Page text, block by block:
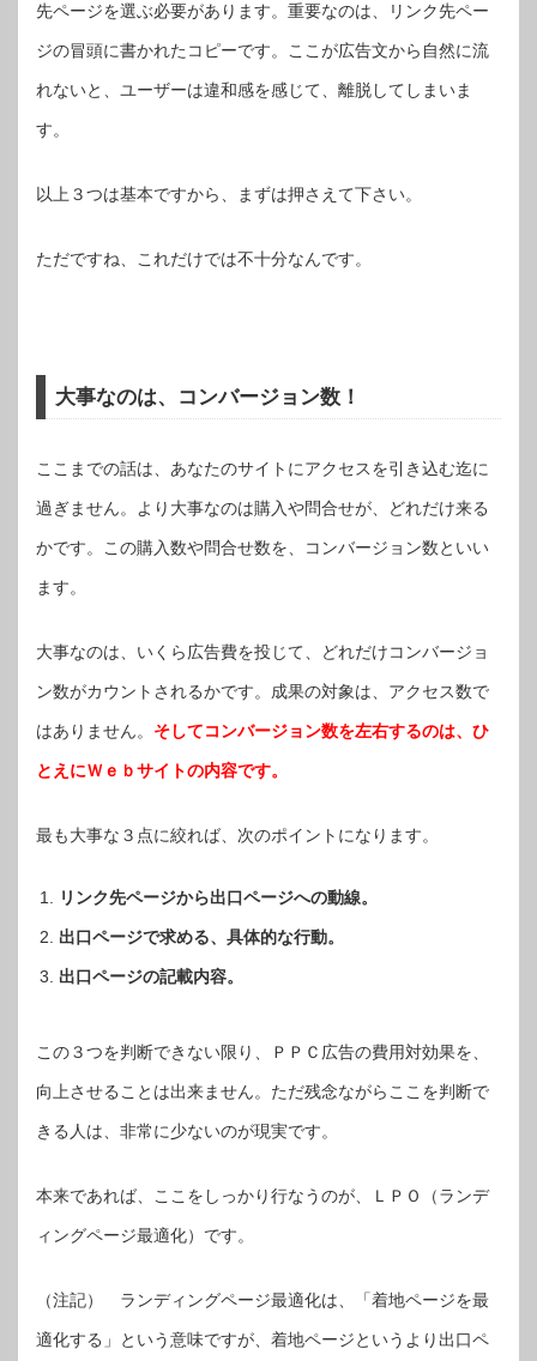
先ページを選ぶ必要があります。重要なのは、リンク先ペー
ジの冒頭に書かれたコピーです。ここが広告文から自然に流
れないと、ユーザーは違和感を感じて、離脱してしまいま
す。
以上３つは基本ですから、まずは押さえて下さい。
ただですね、これだけでは不十分なんです。
大事なのは、コンバージョン数！
ここまでの話は、あなたのサイトにアクセスを引き込む迄に
過ぎません。より大事なのは購入や問合せが、どれだけ来る
かです。この購入数や問合せ数を、コンバージョン数といい
ます。
大事なのは、いくら広告費を投じて、どれだけコンバージョ
ン数がカウントされるかです。成果の対象は、アクセス数で
はありません。 そしてコンバージョン数を左右するのは、ひ
とえにＷｅｂサイトの内容です。
最も大事な３点に絞れば、次のポイントになります。
リンク先ページから出口ページへの動線。
出口ページで求める、具体的な行動。
出口ページの記載内容。
この３つを判断できない限り、ＰＰＣ広告の費用対効果を、
向上させることは出来ません。ただ残念ながらここを判断で
きる人は、非常に少ないのが現実です。
本来であれば、ここをしっかり行なうのが、ＬＰＯ（ランデ
ィングページ最適化）です。
（注記） ランディングページ最適化は、「着地ページを最
適化する」という意味ですが、着地ページというより出口ペ